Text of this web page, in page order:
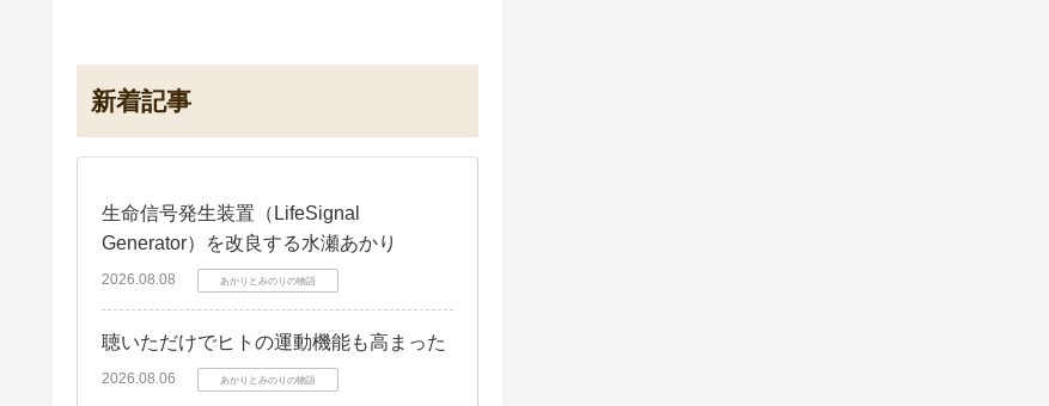
新着記事
生命信号発生装置（LifeSignal
Generator）を改良する水瀬あかり
2026.08.08 あかりとみのりの物語
聴いただけでヒトの運動機能も高まった
2026.08.06 あかりとみのりの物語